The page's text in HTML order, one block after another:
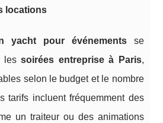
locations
yacht pour événementsse
lessoirées entreprise à Paris,
selon le budget et le nombre
tarifs incluent fréquemment des
un traiteur ou des animations